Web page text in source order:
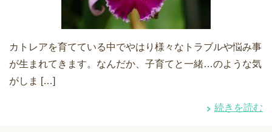
カトレアを育てている中でやはり様々なトラブルや悩み事
が生まれてきます。なんだか、子育てと一緒…のような気
がしま […]
続きを読む